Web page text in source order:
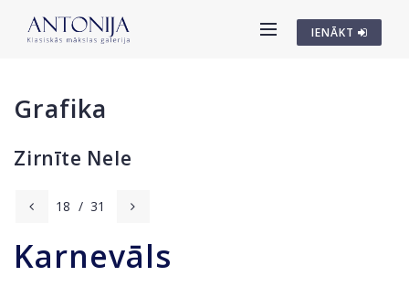
IENĀKT
Grafika
Zirnīte Nele
18 / 31
Karnevāls